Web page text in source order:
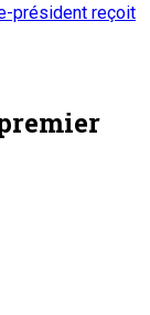
président reçoit